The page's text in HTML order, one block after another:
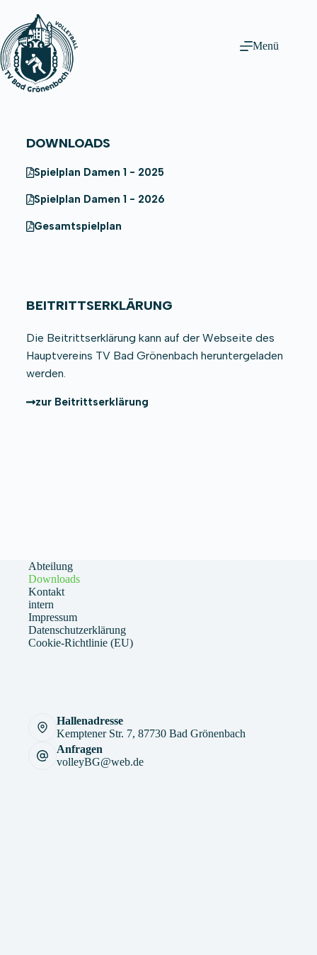
Menü
DOWNLOADS
Spielplan Damen 1 - 2025
Spielplan Damen 1 - 2026
Gesamtspielplan
BEITRITTSERKLÄRUNG
Die Beitrittserklärung kann auf der Webseite des
Hauptvereins TV Bad Grönenbach heruntergeladen
werden.
zur Beitrittserklärung
Abteilung
Downloads
Kontakt
intern
Impressum
Datenschutzerklärung
Cookie-Richtlinie (EU)
Hallenadresse
Kemptener Str. 7, 87730 Bad Grönenbach
Anfragen
volleyBG@web.de